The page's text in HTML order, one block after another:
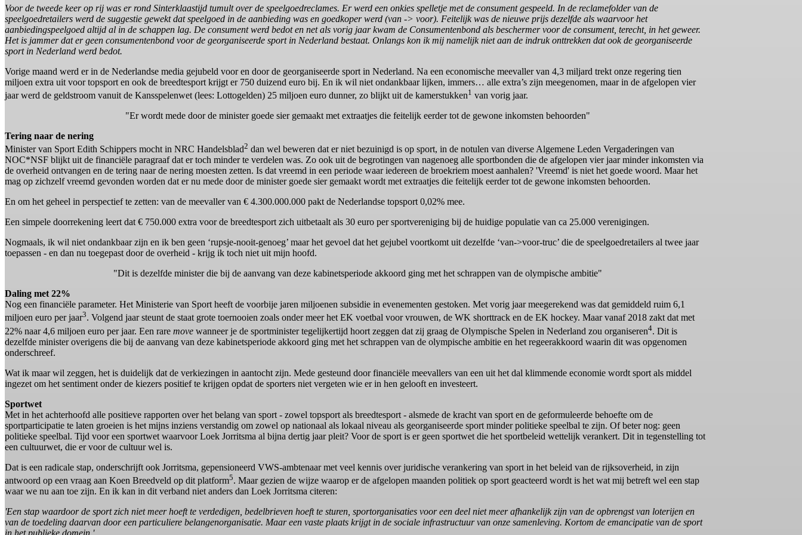
Voor de tweede keer op rij was er rond Sinterklaastijd tumult over de speelgoedreclames. Er werd een onkies spelletje met de consument gespeeld. In de reclamefolder van de
speelgoedretailers werd de suggestie gewekt dat speelgoed in de aanbieding was en goedkoper werd (van -> voor). Feitelijk was de nieuwe prijs dezelfde als waarvoor het
aanbiedingspeelgoed altijd al in de schappen lag. De consument werd bedot en net als vorig jaar kwam de Consumentenbond als beschermer voor de consument, terecht, in het geweer.
Het is jammer dat er geen consumentenbond voor de georganiseerde sport in Nederland bestaat. Onlangs kon ik mij namelijk niet aan de indruk onttrekken dat ook de georganiseerde
sport in Nederland werd bedot.
Vorige maand werd er in de Nederlandse media gejubeld voor en door de georganiseerde sport in Nederland. Na een economische meevaller van 4,3 miljard trekt onze regering tien
miljoen extra uit voor topsport en ook de breedtesport krijgt er 750 duizend euro bij. En ik wil niet ondankbaar lijken, immers… alle extra’s zijn meegenomen, maar in de afgelopen vier
jaar werd de geldstroom vanuit de Kansspelenwet (lees: Lottogelden) 25 miljoen euro dunner, zo blijkt uit de kamerstukken1 van vorig jaar.
"Er wordt mede door de minister goede sier gemaakt met extraatjes die feitelijk eerder tot de gewone inkomsten behoorden"
Tering naar de nering
Minister van Sport Edith Schippers mocht in NRC Handelsblad2 dan wel beweren dat er niet bezuinigd is op sport, in de notulen van diverse Algemene Leden Vergaderingen van
NOC*NSF blijkt uit de financiële paragraaf dat er toch minder te verdelen was. Zo ook uit de begrotingen van nagenoeg alle sportbonden die de afgelopen vier jaar minder inkomsten via
de overheid ontvangen en de tering naar de nering moesten zetten. Is dat vreemd in een periode waar iedereen de broekriem moest aanhalen? 'Vreemd' is niet het goede woord. Maar het
mag op zichzelf vreemd gevonden worden dat er nu mede door de minister goede sier gemaakt wordt met extraatjes die feitelijk eerder tot de gewone inkomsten behoorden.
En om het geheel in perspectief te zetten: van de meevaller van € 4.300.000.000 pakt de Nederlandse topsport 0,02% mee.
Een simpele doorrekening leert dat € 750.000 extra voor de breedtesport zich uitbetaalt als 30 euro per sportvereniging bij de huidige populatie van ca 25.000 verenigingen.
Nogmaals, ik wil niet ondankbaar zijn en ik ben geen ‘rupsje-nooit-genoeg’ maar het gevoel dat het gejubel voortkomt uit dezelfde ‘van->voor-truc’ die de speelgoedretailers al twee jaar
toepassen - en dan nu toegepast door de overheid - krijg ik toch niet uit mijn hoofd.
"Dit is dezelfde minister die bij de aanvang van deze kabinetsperiode akkoord ging met het schrappen van de olympische ambitie"
Daling met 22%
Nog een financiële parameter. Het Ministerie van Sport heeft de voorbije jaren miljoenen subsidie in evenementen gestoken. Met vorig jaar meegerekend was dat gemiddeld ruim 6,1
miljoen euro per jaar3. Volgend jaar steunt de staat grote toernooien zoals onder meer het EK voetbal voor vrouwen, de WK shorttrack en de EK hockey. Maar vanaf 2018 zakt dat met
22% naar 4,6 miljoen euro per jaar. Een rare move wanneer je de sportminister tegelijkertijd hoort zeggen dat zij graag de Olympische Spelen in Nederland zou organiseren4. Dit is
dezelfde minister overigens die bij de aanvang van deze kabinetsperiode akkoord ging met het schrappen van de olympische ambitie en het regeerakkoord waarin dit was opgenomen
onderschreef.
Wat ik maar wil zeggen, het is duidelijk dat de verkiezingen in aantocht zijn. Mede gesteund door financiële meevallers van een uit het dal klimmende economie wordt sport als middel
ingezet om het sentiment onder de kiezers positief te krijgen opdat de sporters niet vergeten wie er in hen gelooft en investeert.
Sportwet
Met in het achterhoofd alle positieve rapporten over het belang van sport - zowel topsport als breedtesport - alsmede de kracht van sport en de geformuleerde behoefte om de
sportparticipatie te laten groeien is het mijns inziens verstandig om zowel op nationaal als lokaal niveau als georganiseerde sport minder politieke speelbal te zijn. Of beter nog: geen
politieke speelbal. Tijd voor een sportwet waarvoor Loek Jorritsma al bijna dertig jaar pleit? Voor de sport is er geen sportwet die het sportbeleid wettelijk verankert. Dit in tegenstelling tot
een cultuurwet, die er voor de cultuur wel is.
Dat is een radicale stap, onderschrijft ook Jorritsma, gepensioneerd VWS-ambtenaar met veel kennis over juridische verankering van sport in het beleid van de rijksoverheid, in zijn
antwoord op een vraag aan Koen Breedveld op dit platform5. Maar gezien de wijze waarop er de afgelopen maanden politiek op sport geacteerd wordt is het wat mij betreft wel een stap
waar we nu aan toe zijn. En ik kan in dit verband niet anders dan Loek Jorritsma citeren:
'Een stap waardoor de sport zich niet meer hoeft te verdedigen, bedelbrieven hoeft te sturen, sportorganisaties voor een deel niet meer afhankelijk zijn van de opbrengst van loterijen en
van de toedeling daarvan door een particuliere belangenorganisatie. Maar een vaste plaats krijgt in de sociale infrastructuur van onze samenleving. Kortom de emancipatie van de sport